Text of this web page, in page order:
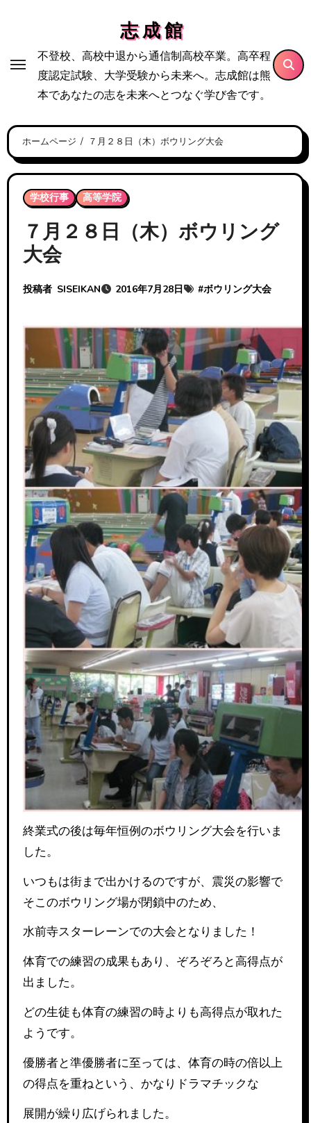
プ
志 成 館
不登校、高校中退から通信制高校卒業。高卒程
度認定試験、大学受験から未来へ。志成館は熊
本であなたの志を未来へとつなぐ学び舎です。
ホームページ ７月２８日（木）ボウリング大会
学校行事 高等学院
７月２８日（木）ボウリング
大会
投稿者 SISEIKAN 2016年7月28日 #ボウリング大会
終業式の後は毎年恒例のボウリング大会を行いま
した。
いつもは街まで出かけるのですが、震災の影響で
そこのボウリング場が閉鎖中のため、
水前寺スターレーンでの大会となりました！
体育での練習の成果もあり、ぞろぞろと高得点が
出ました。
どの生徒も体育の練習の時よりも高得点が取れた
ようです。
優勝者と準優勝者に至っては、体育の時の倍以上
の得点を重ねという、かなりドラマチックな
展開が繰り広げられました。